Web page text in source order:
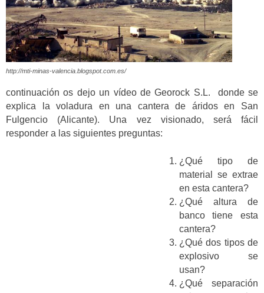
http://mti-minas-valencia.blogspot.com.es/
continuación os dejo un vídeo de Georock S.L. donde se
explica la voladura en una cantera de áridos en San
Fulgencio (Alicante). Una vez visionado, será fácil
responder a las siguientes preguntas:
¿Qué tipo de
material se extrae
en esta cantera?
¿Qué altura de
banco tiene esta
cantera?
¿Qué dos tipos de
explosivo se
usan?
¿Qué separación